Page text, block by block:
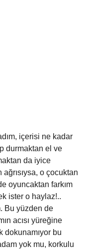
içerisi ne kadar
durmaktan el ve
da iyice
o çocuktan
oyuncaktan farkım
ister o haylaz!..
Bu yüzden de
acısı yüreğine
dokunamıyor bu
yok mu, korkulu